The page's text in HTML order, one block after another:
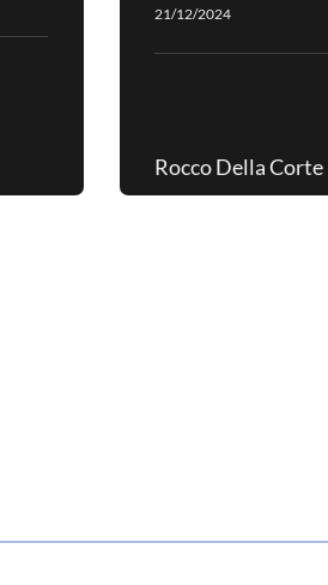
21/12/2024
Rocco Della Corte